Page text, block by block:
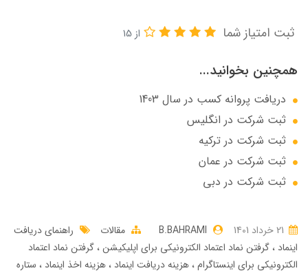
ثبت امتیاز شما از 15
همچنین بخوانید...
دریافت پروانه کسب در سال 1403
ثبت شرکت در انگلیس
ثبت شرکت در ترکیه
ثبت شرکت در عمان
ثبت شرکت در دبی
B.BAHRAMI مقالات
راهنمای دریافت
اینماد گرفتن نماد اعتماد الکترونیکی برای اپلیکیشن گرفتن نماد اعتماد
الکترونیکی برای اینستاگرام هزینه دریافت اینماد هزینه اخذ اینماد
ستاره